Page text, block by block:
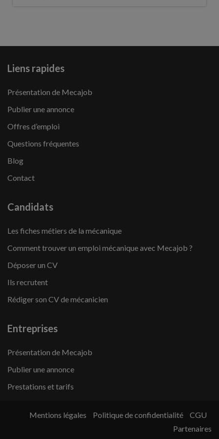
Liens rapides
Présentation de Mecajob
Publier une annonce
Offres d’emploi
Questions fréquentes
Blog
Contact
Candidats
Les fiches métiers de la mécanique
Comment trouver un emploi mécanique avec Mecajob ?
Déposer un CV
Ils recrutent
Rédiger son CV de mécanicien
Entreprises
Présentation de Mecajob
Publier une annonce
Prestations et tarifs
Mentions légales Politique de confidentialité
CGU
Partenaires